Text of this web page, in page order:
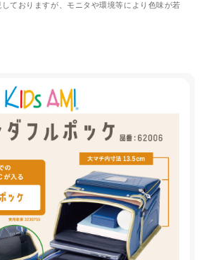
ておりますが、モニタや環境等により色味が若